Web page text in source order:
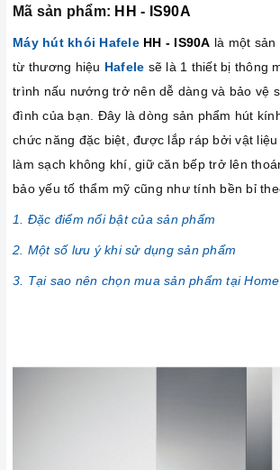
Mã sản phẩm: HH - IS90A
Máy hút khói Hafele HH - IS90A là một sản
từ thương hiệu Hafele sẽ là 1 thiết bị thông
trình nấu nướng trở nên dễ dàng và bảo vệ
đình của bạn. Đây là dòng sản phẩm hút
chức năng đặc biệt, được lắp ráp bởi vật
làm sạch không khí, giữ căn bếp trở lên
bảo yếu tố thẩm mỹ cũng như tính bền bỉ
1. Đặc điểm nổi bật của sản phẩm
2. Một số lưu ý khi sử dụng sản phẩm
3. Tại sao nên chọn mua sản phẩm tại